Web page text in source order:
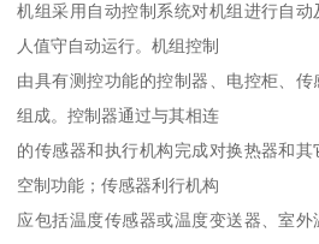
机组采用自动控制系统对机组进行自
人值守自动运行。机组控制
由具有测控功能的控制器、电控柜、
组成。控制器通过与其相连
的传感器和执行机构完成对换热器和
空制功能；传感器利行机构
应包括温度传感器或温度变送器、室外